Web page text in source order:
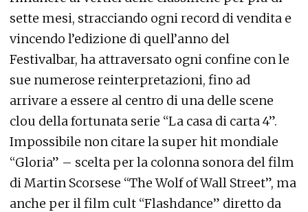
sette mesi, stracciando ogni record di vendita e
vincendo l’edizione di quell’anno del
Festivalbar, ha attraversato ogni confine con le
sue numerose reinterpretazioni, fino ad
arrivare a essere al centro di una delle scene
clou della fortunata serie “La casa di carta 4”.
Impossibile non citare la super hit mondiale
“Gloria” – scelta per la colonna sonora del film
di Martin Scorsese “The Wolf of Wall Street”, ma
anche per il film cult “Flashdance” diretto da